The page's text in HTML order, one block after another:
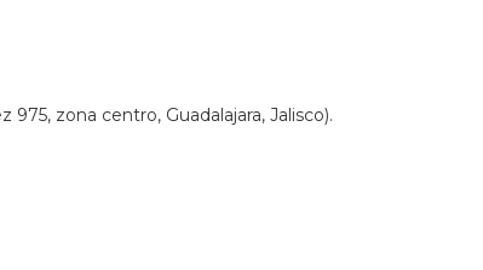
975, zona centro, Guadalajara, Jalisco).